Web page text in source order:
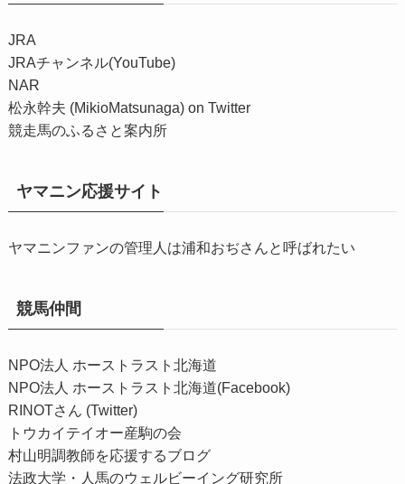
JRA
JRAチャンネル(YouTube)
NAR
松永幹夫 (MikioMatsunaga) on Twitter
競走馬のふるさと案内所
ヤマニン応援サイト
ヤマニンファンの管理人は浦和おぢさんと呼ばれたい
競馬仲間
NPO法人 ホーストラスト北海道
NPO法人 ホーストラスト北海道(Facebook)
RINOTさん (Twitter)
トウカイテイオー産駒の会
村山明調教師を応援するブログ
法政大学・人馬のウェルビーイング研究所